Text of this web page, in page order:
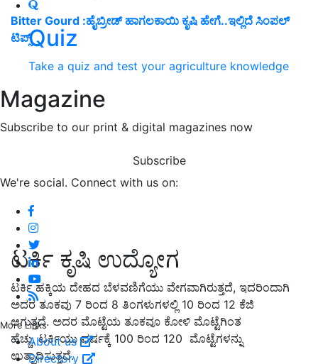
Quiz
Take a quiz and test your agriculture knowledge
Magazine
Subscribe to our print & digital magazines now
Subscribe
We're social. Connect with us on:
More Links
About us
Directory
Bitter Gourd :ಹೈಬ್ರೀಡ್‌ ಹಾಗಲಕಾಯಿ ಕೃಷಿ ಹೇಗೆ..ಇಲ್ಲಿದೆ ಸಿಂಪಲ್‌
ಟಿಪ್ಸ್‌
ಟರ್ಕಿ ಕೃಷಿ ಉದ್ಯೋಗ
ಟರ್ಕಿ ಹಕ್ಕಿಯ ದೇಹದ ಬೆಳವಣಿಗೆಯು ವೇಗವಾಗಿರುತ್ತದೆ, ಇದರಿಂದಾಗಿ
ಅದರ ತೂಕವು 7 ರಿಂದ 8 ತಿಂಗಳುಗಳಲ್ಲಿ 10 ರಿಂದ 12 ಕೆಜಿ
ಆಗುತ್ತದೆ. ಅದರ ಮೊಟ್ಟೆಯ ತೂಕವೂ ಕೋಳಿ ಮೊಟ್ಟೆಗಿಂತ
ಹೆಚ್ಚು. ಟರ್ಕಿಯು ವರ್ಷಕ್ಕೆ 100 ರಿಂದ 120 ಮೊಟ್ಟೆಗಳನ್ನು
ಉತ್ಪಾದಿಸುತ್ತದೆ.